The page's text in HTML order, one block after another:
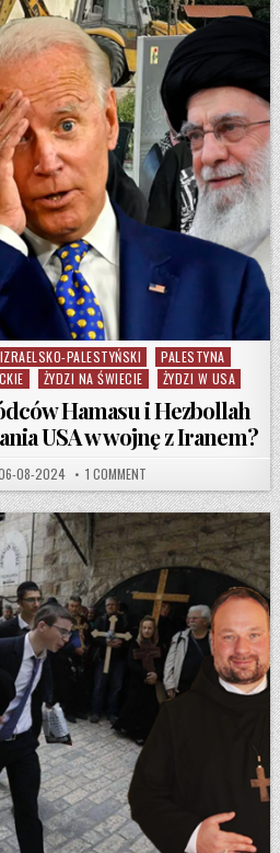
PALESTYŃSKI
PALESTYNA
ŻYDZI NA ŚWIECIE ŻYDZI W USA
Hamasu i Hezbollah
USA w wojnę z Iranem?
DATE:
08-2024 1 COMMENT ON CZY ATAKI NA